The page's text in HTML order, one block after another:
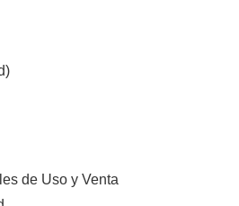
de Uso y Venta